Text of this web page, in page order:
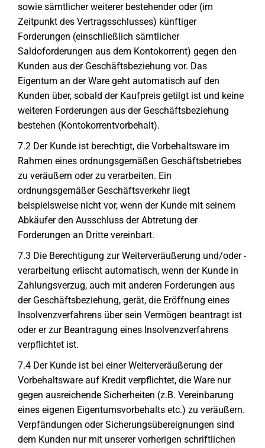
sowie sämtlicher weiterer bestehender oder (im
Zeitpunkt des Vertragsschlusses) künftiger
Forderungen (einschließlich sämtlicher
Saldoforderungen aus dem Kontokorrent) gegen den
Kunden aus der Geschäftsbeziehung vor. Das
Eigentum an der Ware geht automatisch auf den
Kunden über, sobald der Kaufpreis getilgt ist und keine
weiteren Forderungen aus der Geschäftsbeziehung
bestehen (Kontokorrentvorbehalt).
7.2 Der Kunde ist berechtigt, die Vorbehaltsware im
Rahmen eines ordnungsgemäßen Geschäftsbetriebes
zu veräußern oder zu verarbeiten. Ein
ordnungsgemäßer Geschäftsverkehr liegt
beispielsweise nicht vor, wenn der Kunde mit seinem
Abkäufer den Ausschluss der Abtretung der
Forderungen an Dritte vereinbart.
7.3 Die Berechtigung zur Weiterveräußerung und/oder -
verarbeitung erlischt automatisch, wenn der Kunde in
Zahlungsverzug, auch mit anderen Forderungen aus
der Geschäftsbeziehung, gerät, die Eröffnung eines
Insolvenzverfahrens über sein Vermögen beantragt ist
oder er zur Beantragung eines Insolvenzverfahrens
verpflichtet ist.
7.4 Der Kunde ist bei einer Weiterveräußerung der
Vorbehaltsware auf Kredit verpflichtet, die Ware nur
gegen ausreichende Sicherheiten (z.B. Vereinbarung
eines eigenen Eigentumsvorbehalts etc.) zu veräußern.
Verpfändungen oder Sicherungsübereignungen sind
dem Kunden nur mit unserer vorherigen schriftlichen